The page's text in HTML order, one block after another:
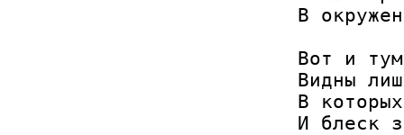
В
Вот и
Видны
В
И блеск